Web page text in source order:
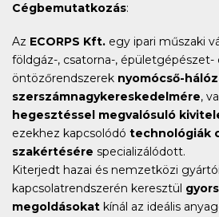
Cégbemutatkozás:
Az ECORPS Kft. egy ipari műszaki
földgáz-, csatorna-, épületgépészet-
öntözőrendszerek nyomócső-
szerszámnagykereskedelmére,
hegesztéssel megvalósuló
ezekhez kapcsolódó technológiák
szakértésére specializálódott.
Kiterjedt hazai és nemzetközi
kapcsolatrendszerén keresztül
megoldásokat kínál az ideális